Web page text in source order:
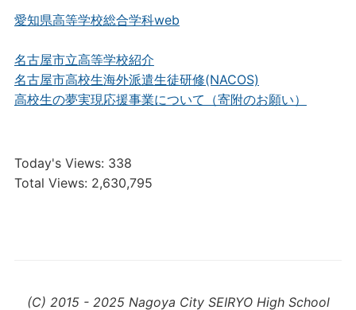
愛知県高等学校総合学科web
名古屋市立高等学校紹介
名古屋市高校生海外派遣生徒研修(NACOS)
高校生の夢実現応援事業について（寄附のお願い）
Today's Views: 338
Total Views: 2,630,795
(C) 2015 - 2025 Nagoya City SEIRYO High School